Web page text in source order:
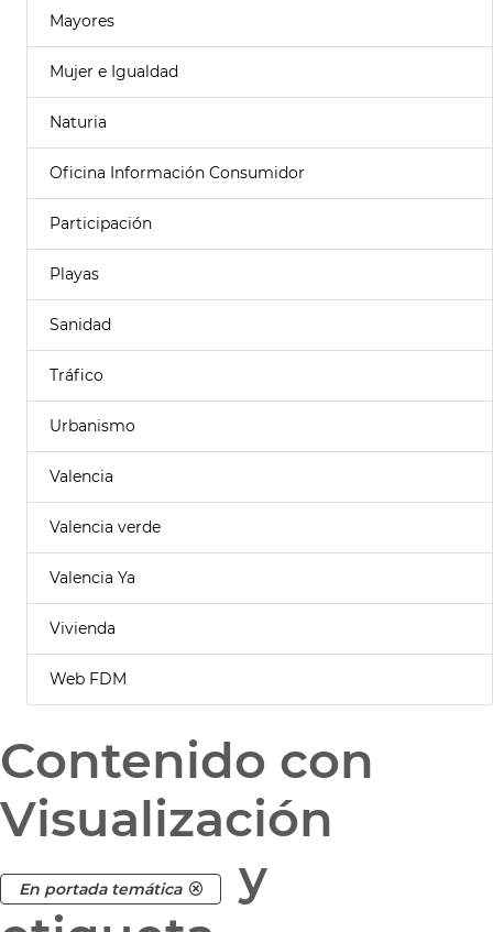
Mayores
Mujer e Igualdad
Naturia
Oficina Información Consumidor
Participación
Playas
Sanidad
Tráfico
Urbanismo
Valencia
Valencia verde
Valencia Ya
Vivienda
Web FDM
Contenido con
Visualización
En portada temática
y